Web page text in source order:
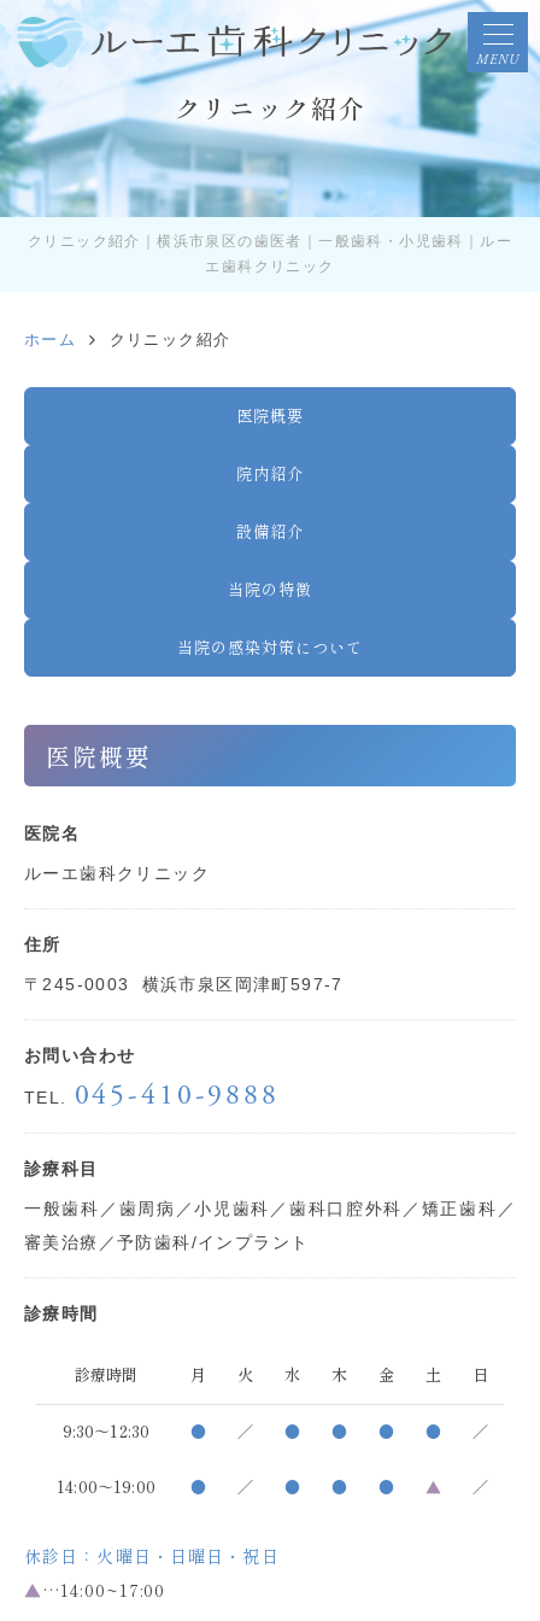
MENU
クリニック紹介
クリニック紹介｜横浜市泉区の歯医者｜一般歯科・小児歯科｜ルー
エ歯科クリニック
ホーム クリニック紹介
医院概要
院内紹介
設備紹介
当院の特徴
当院の感染対策について
医院概要
医院名
ルーエ歯科クリニック
住所
〒245-0003 横浜市泉区岡津町597-7
お問い合わせ
TEL. 045-410-9888
診療科目
一般歯科／歯周病／小児歯科／歯科口腔外科／矯正歯科／
審美治療／予防歯科/インプラント
診療時間
診療時間 月 火 水 木 金 土 日
9:30～12:30 ● ／ ● ● ● ● ／
14:00～19:00 ● ／ ● ● ● ▲ ／
休診日：火曜日・日曜日・祝日
▲ …14:00~17:00